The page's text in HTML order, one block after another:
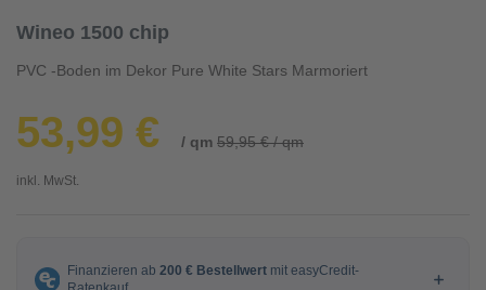
Wineo 1500 chip
PVC -Boden im Dekor Pure White Stars Marmoriert
53,99 € / qm 59,95 € / qm
inkl. MwSt.